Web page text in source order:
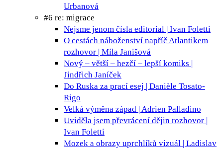
Urbanová
#6 re: migrace
Nejsme jenom čísla editorial | Ivan Foletti
O cestách náboženství napříč Atlantikem
rozhovor | Míla Janišová
Nový – větší – hezčí – lepší komiks |
Jindřich Janíček
Do Ruska za prací esej | Danièle Tosato-
Rigo
Velká výměna západ | Adrien Palladino
Uviděla jsem převrácení dějin rozhovor |
Ivan Foletti
Mozek a obrazy uprchlíků vizuál | Ladislav